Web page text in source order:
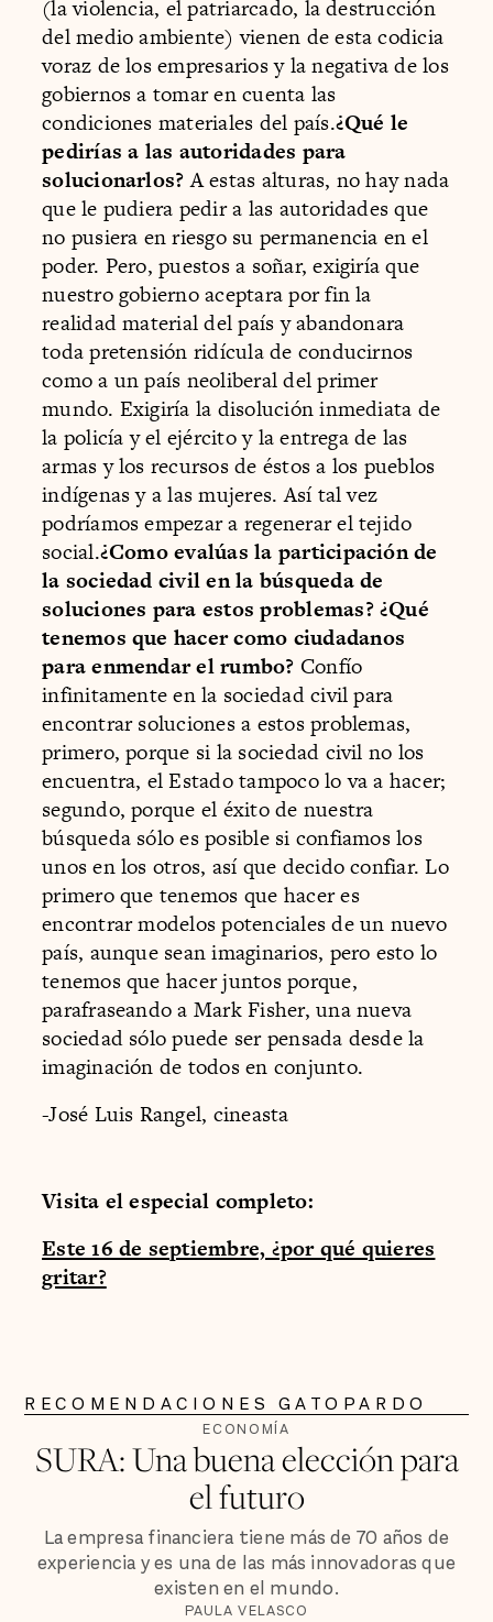
(la violencia, el patriarcado, la destrucción
del medio ambiente) vienen de esta codicia
voraz de los empresarios y la negativa de los
gobiernos a tomar en cuenta las
condiciones materiales del país.¿Qué le
pedirías a las autoridades para
solucionarlos?A estas alturas, no hay nada
que le pudiera pedir a las autoridades que
no pusiera en riesgo su permanencia en el
poder. Pero, puestos a soñar, exigiría que
nuestro gobierno aceptara por fin la
realidad material del país y abandonara
toda pretensión ridícula de conducirnos
como a un país neoliberal del primer
mundo. Exigiría la disolución inmediata de
la policía y el ejército y la entrega de las
armas y los recursos de éstos a los pueblos
indígenas y a las mujeres. Así tal vez
podríamos empezar a regenerar el tejido
social.¿Como evalúas la participación de
la sociedad civil en la búsqueda de
soluciones para estos problemas? ¿Qué
tenemos que hacer como ciudadanos
para enmendar el rumbo? Confío
infinitamente en la sociedad civil para
encontrar soluciones a estos problemas,
primero, porque si la sociedad civil no los
encuentra, el Estado tampoco lo va a hacer;
segundo, porque el éxito de nuestra
búsqueda sólo es posible si confiamos los
unos en los otros, así que decido confiar. Lo
primero que tenemos que hacer es
encontrar modelos potenciales de un nuevo
país, aunque sean imaginarios, pero esto lo
tenemos que hacer juntos porque,
parafraseando a Mark Fisher, una nueva
sociedad sólo puede ser pensada desde la
imaginación de todos en conjunto.
-José Luis Rangel, cineasta
Visita el especial completo:
Este 16 de septiembre, ¿por qué quieres
gritar?
RECOMENDACIONES GATOPARDO
ECONOMÍA
SURA: Una buena elección para
el futuro
La empresa financiera tiene más de 70 años de
experiencia y es una de las más innovadoras que
existen en el mundo.
PAULA VELASCO